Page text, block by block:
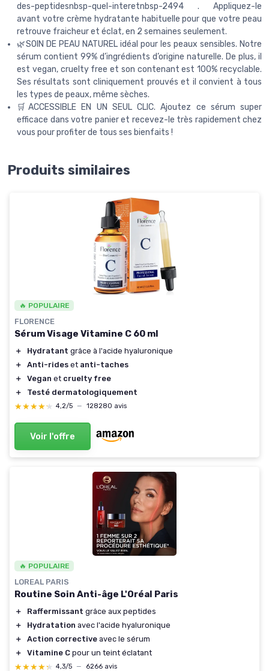
des-peptidesnbsp-quel-interetnbsp-2494 . Appliquez-le
avant votre crème hydratante habituelle pour que votre peau
retrouve fraicheur et éclat, en 2 semaines seulement.
🌿SOIN DE PEAU NATUREL idéal pour les peaux sensibles. Notre
sérum contient 99% d’ingrédients d’origine naturelle. De plus, il
est vegan, cruelty free et son contenant est 100% recyclable.
Ses résultats sont cliniquement prouvés et il convient à tous
les types de peaux, même sèches.
🛒ACCESSIBLE EN UN SEUL CLIC. Ajoutez ce sérum super
efficace dans votre panier et recevez-le très rapidement chez
vous pour profiter de tous ses bienfaits !
Produits similaires
🔥 POPULAIRE
FLORENCE
Sérum Visage Vitamine C 60 ml
＋ Hydratant grâce à l'acide hyaluronique
＋
Anti-rides et anti-taches
＋
Vegan et cruelty free
＋
Testé dermatologiquement
★★★★★
★★★★★ 4,2/5 — 128280 avis
Voir l'offre
🔥 POPULAIRE
LOREAL PARIS
Routine Soin Anti-âge L'Oréal Paris
＋ Raffermissant grâce aux peptides
＋
Hydratation avec l'acide hyaluronique
＋
Action corrective avec le sérum
＋
Vitamine C pour un teint éclatant
★★★★★
★★★★★ 4,3/5 — 6266 avis